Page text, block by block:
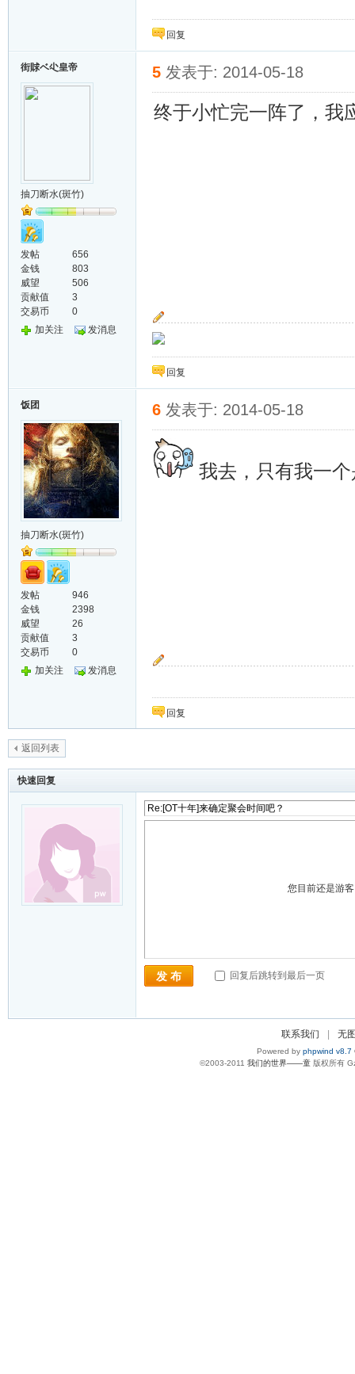
回复
街賕ベ尐皇帝
抽刀断水(斑竹)
发帖
656
金钱
803
威望
506
贡献值
3
交易币
0
加关注
发消息
5 发表于: 2014-05-18
终于小忙完一阵了，我
回复
饭团
抽刀断水(斑竹)
发帖
946
金钱
2398
威望
26
贡献值
3
交易币
0
加关注
发消息
6 发表于: 2014-05-18
我去，只有我一
回复
返回列表
快速回复
您目前还是游
发 布 回复后跳转到最后一页
联系我们 无
Powered by phpwind v8.7
©2003-2011 我们的世界——童 版权所有